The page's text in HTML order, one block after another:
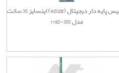
کولیس پایه دار دیجیتال (INSIZE) اینسایز 30 سانت
مدل 300-1150